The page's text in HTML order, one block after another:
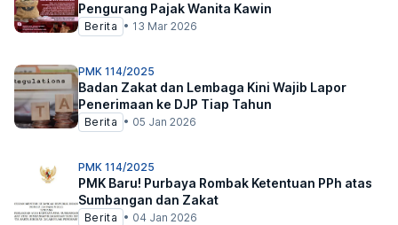
Pengurang Pajak Wanita Kawin
Berita • 13 Mar 2026
PMK 114/2025
Badan Zakat dan Lembaga Kini Wajib Lapor
Penerimaan ke DJP Tiap Tahun
Berita • 05 Jan 2026
PMK 114/2025
PMK Baru! Purbaya Rombak Ketentuan PPh atas
Sumbangan dan Zakat
Berita • 04 Jan 2026